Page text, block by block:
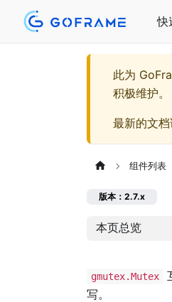
快
此为
积极维护。
最新的文
组件列表
版本：2.7.x
本页总览
gmutex.Mutex
写。